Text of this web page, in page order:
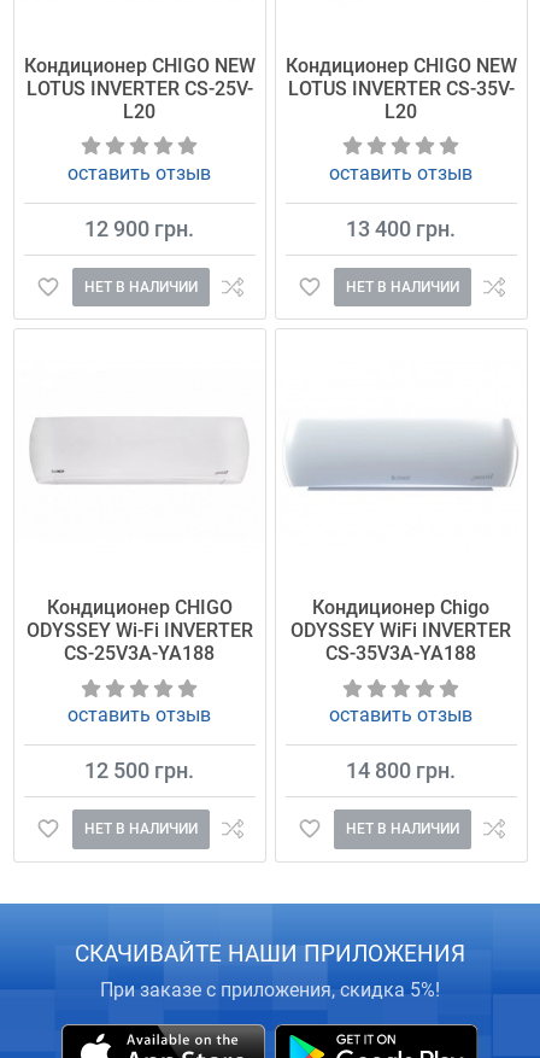
Кондиционер CHIGO NEW
LOTUS INVERTER CS-25V-
L20
оставить отзыв
12 900 грн.
НЕТ В НАЛИЧИИ
Кондиционер CHIGO NEW
LOTUS INVERTER CS-35V-
L20
оставить отзыв
13 400 грн.
НЕТ В НАЛИЧИИ
Кондиционер CHIGO
ODYSSEY Wi-Fi INVERTER
CS-25V3A-YA188
оставить отзыв
12 500 грн.
НЕТ В НАЛИЧИИ
Кондиционер Chigo
ODYSSEY WiFi INVERTER
CS-35V3A-YA188
оставить отзыв
14 800 грн.
НЕТ В НАЛИЧИИ
СКАЧИВАЙТЕ НАШИ ПРИЛОЖЕНИЯ
При заказе с приложения, скидка 5%!